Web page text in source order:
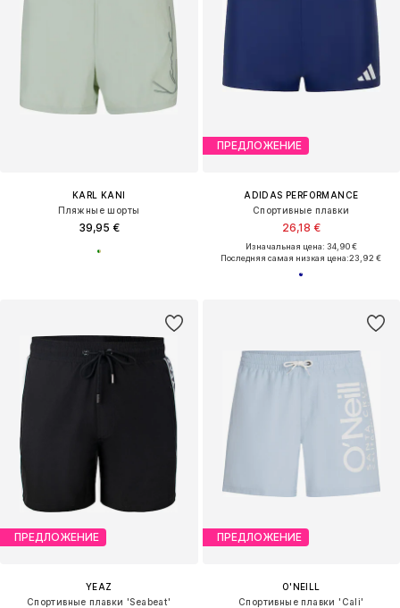
KARL KANI
Пляжные шорты
39,95 €
ПРЕДЛОЖЕНИЕ
ADIDAS PERFORMANCE
Спортивные плавки
26,18 €
Изначальная цена: 34,90 €
Последняя самая низкая цена:23,92 €
ПРЕДЛОЖЕНИЕ
YEAZ
Спортивные плавки 'Seabeat'
ПРЕДЛОЖЕНИЕ
O'NEILL
Спортивные плавки 'Cali'